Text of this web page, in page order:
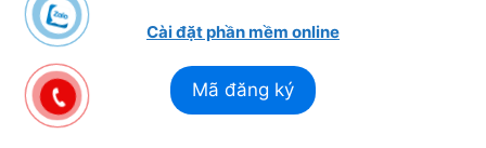
Cài đặt phần mềm online
Mã đăng ký